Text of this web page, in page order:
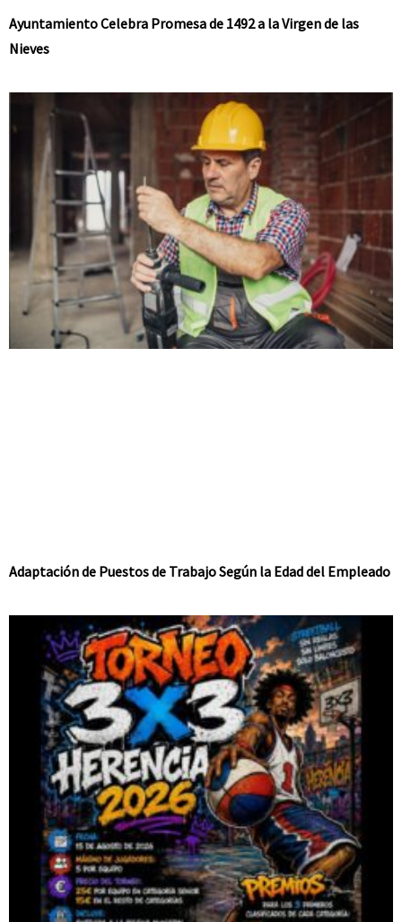
Ayuntamiento Celebra Promesa de 1492 a la Virgen de las
Nieves
Adaptación de Puestos de Trabajo Según la Edad del Empleado